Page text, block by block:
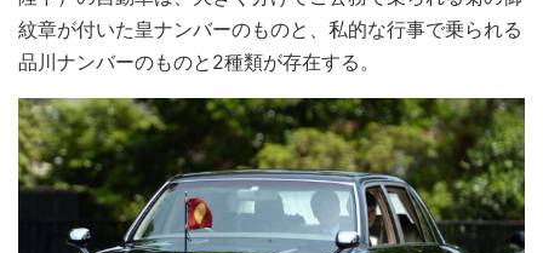
紋章が付いた皇ナンバーのものと、私的な行事で乗られる
品川ナンバーのものと2種類が存在する。